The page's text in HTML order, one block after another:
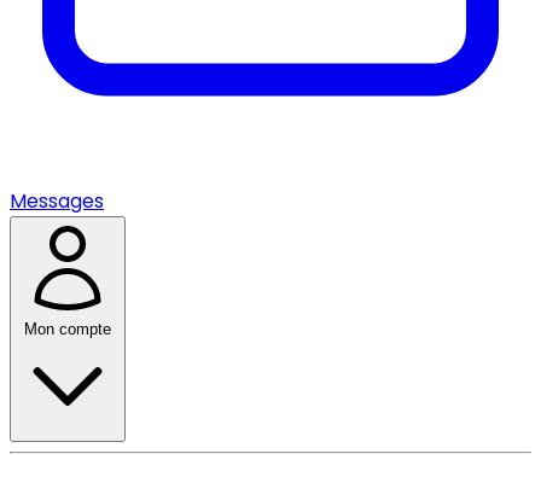
Messages
Mon compte